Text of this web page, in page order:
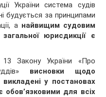
України система судів
будується за принципами
а найвищим судовим
юрисдикції є
Закону України «Про
висновки щодо
у постановах
обов’язковими для всіх